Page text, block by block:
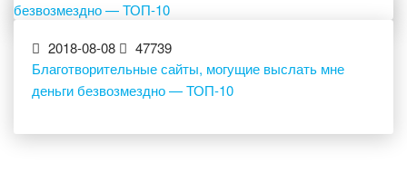
2018-08-08
47739
Благотворительные сайты, могущие выслать мне
деньги безвозмездно — ТОП-10